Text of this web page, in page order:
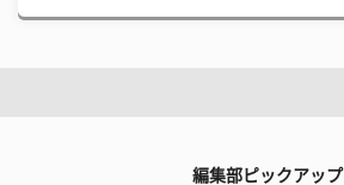
編集部ピックアップ